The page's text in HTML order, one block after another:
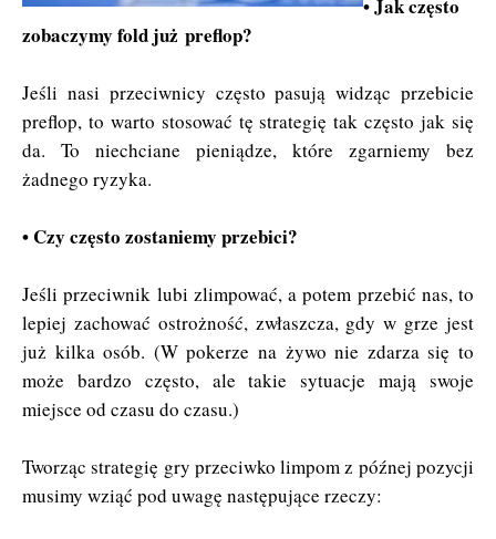
• Jak często
zobaczymy fold już preflop?
Jeśli nasi przeciwnicy często pasują widząc przebicie
preflop, to warto stosować tę strategię tak często jak się
da. To niechciane pieniądze, które zgarniemy bez
żadnego ryzyka.
• Czy często zostaniemy przebici?
Jeśli przeciwnik lubi zlimpować, a potem przebić nas, to
lepiej zachować ostrożność, zwłaszcza, gdy w grze jest
już kilka osób. (W pokerze na żywo nie zdarza się to
może bardzo często, ale takie sytuacje mają swoje
miejsce od czasu do czasu.)
Tworząc strategię gry przeciwko limpom z późnej pozycji
musimy wziąć pod uwagę następujące rzeczy: